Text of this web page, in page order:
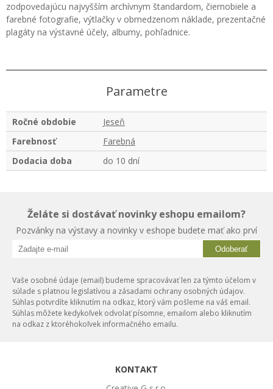
zodpovedajúcu najvyšším archívnym štandardom, čiernobiele a
farebné fotografie, výtlačky v obmedzenom náklade, prezentačné
plagáty na výstavné účely, albumy, pohľadnice.
Parametre
Ročné obdobie
Jeseň
Farebnosť
Farebná
Dodacia doba
do 10 dní
Želáte si dostávať novinky eshopu emailom?
Pozvánky na výstavy a novinky v eshope budete mať ako prví
Odoberať
Vaše osobné údaje (email) budeme spracovávať len za týmto účelom v
súlade s platnou legislatívou a zásadami ochrany osobných údajov.
Súhlas potvrdíte kliknutím na odkaz, ktorý vám pošleme na váš email.
Súhlas môžete kedykoľvek odvolať písomne, emailom alebo kliknutím
na odkaz z ktoréhokoľvek informačného emailu.
KONTAKT